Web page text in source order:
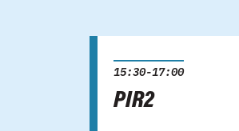
15:30-17:00
PIR2